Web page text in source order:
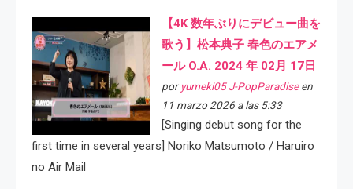
【4K 数年ぶりにデビュー曲を
歌う】松本典子 春色のエアメ
ール O.A. 2024 年 02月 17日
por yumeki05 J-PopParadiseen
11 marzo 2026 a las 5:33
[Singing debut song for the
first time in several years] Noriko Matsumoto / Haruiro
no Air Mail